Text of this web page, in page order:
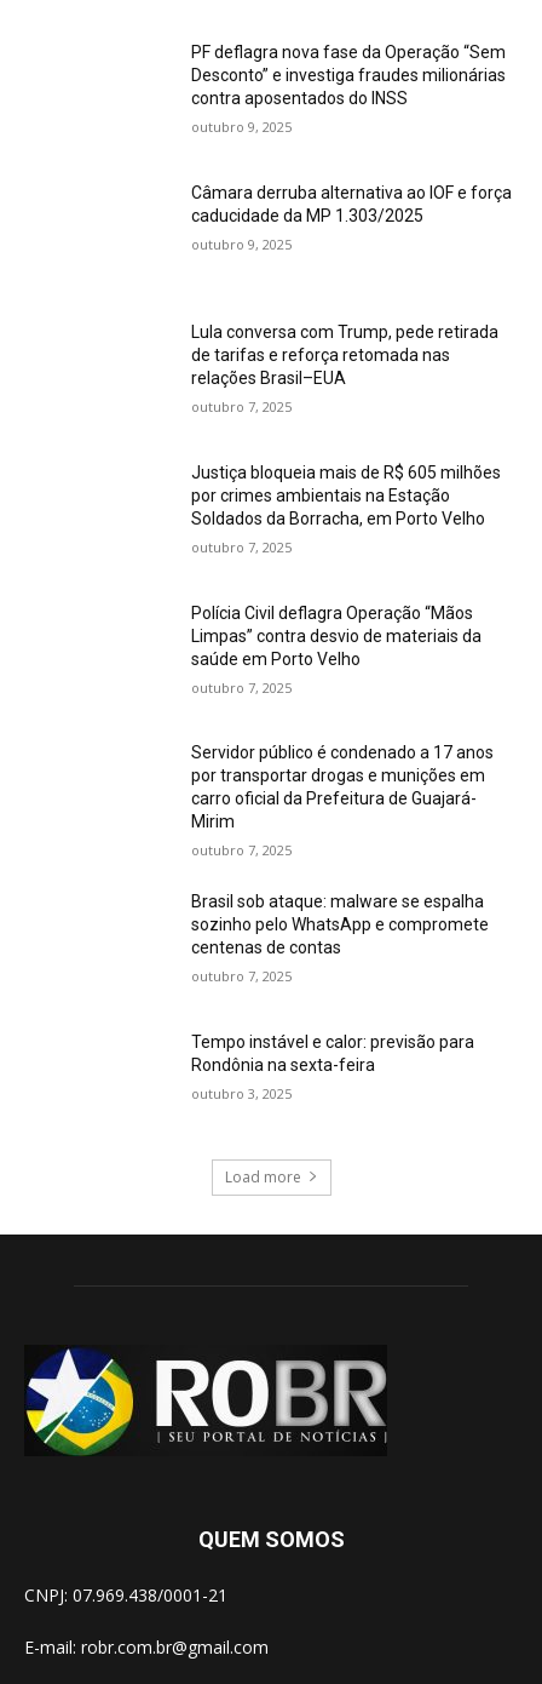
PF deflagra nova fase da Operação “Sem
Desconto” e investiga fraudes milionárias
contra aposentados do INSS
outubro 9, 2025
Câmara derruba alternativa ao IOF e força
caducidade da MP 1.303/2025
outubro 9, 2025
Lula conversa com Trump, pede retirada
de tarifas e reforça retomada nas
relações Brasil–EUA
outubro 7, 2025
Justiça bloqueia mais de R$ 605 milhões
por crimes ambientais na Estação
Soldados da Borracha, em Porto Velho
outubro 7, 2025
Polícia Civil deflagra Operação “Mãos
Limpas” contra desvio de materiais da
saúde em Porto Velho
outubro 7, 2025
Servidor público é condenado a 17 anos
por transportar drogas e munições em
carro oficial da Prefeitura de Guajará-
Mirim
outubro 7, 2025
Brasil sob ataque: malware se espalha
sozinho pelo WhatsApp e compromete
centenas de contas
outubro 7, 2025
Tempo instável e calor: previsão para
Rondônia na sexta-feira
outubro 3, 2025
Load more
QUEM SOMOS
CNPJ: 07.969.438/0001-21
E-mail: robr.com.br@gmail.com